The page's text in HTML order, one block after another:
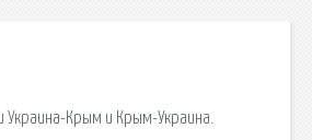
Украина-Крым и Крым-Украина.